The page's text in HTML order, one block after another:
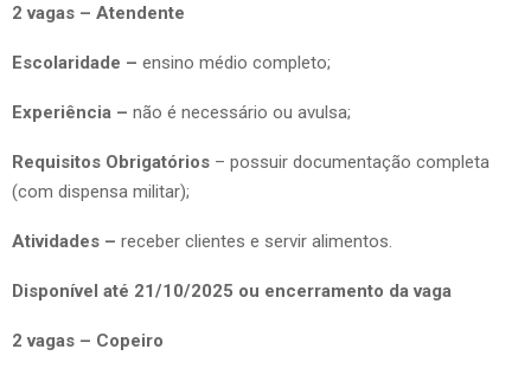
2 vagas – Atendente
Escolaridade – ensino médio completo;
Experiência – não é necessário ou avulsa;
Requisitos Obrigatórios – possuir documentação completa
(com dispensa militar);
Atividades – receber clientes e servir alimentos.
Disponível até 21/10/2025 ou encerramento da vaga
2 vagas – Copeiro